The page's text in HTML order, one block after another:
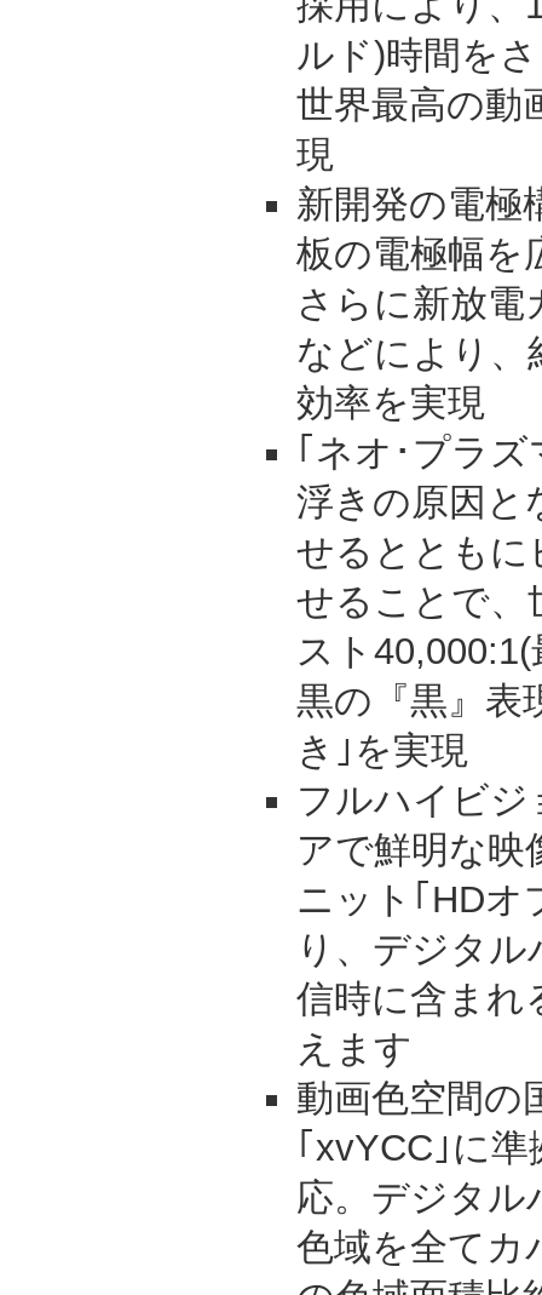
ルド)時間を
世界最高の動
現
新開発の電極
板の電極幅を
さらに新放電
などにより、
効率を実現
｢ネオ･プラ
浮きの原因と
せるとともに
せることで、
スト
黒の『黒』表
き｣を実現
フルハイビ
アで鮮明な映
ニット｢HDオ
り、デジタ
信時に含まれ
えます
動画色空間の
｢xvYCC｣に
応。デジタル
色域を全てカ